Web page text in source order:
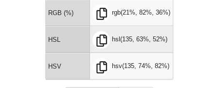
RGB (%) rgb(21%, 82%, 36%)
HSL hsl(135, 63%, 52%)
HSV hsv(135, 74%, 82%)